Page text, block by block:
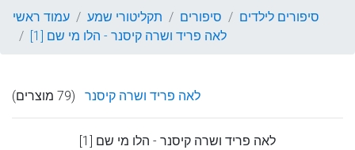
עמוד ראשי תקליטורי שמע סיפורים
סיפורים לילדים
לאה פריד ושרה קיסנר - הלו מי שם [1]
לאה פריד ושרה קיסנר (79 מוצרים)
לאה פריד ושרה קיסנר - הלו מי שם [1]